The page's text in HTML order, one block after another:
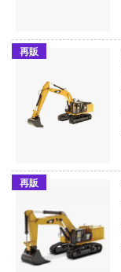
再販
再販
トファイターシリーズ
トレック
ジブリ
ウォーズ
シンフォギア